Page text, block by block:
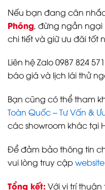
Nếu bạn đang cân
Phóng, đừng ngần
chi tiết và giữ ưu đãi tốt
Liên hệ Zalo 0987 824
báo giá và lịch lái thử
Bạn cũng có thể tham
Toàn Quốc – Tư Vấn &
các showroom khác tại
Để đảm bảo thông tin
vui lòng truy cập
Tổng kết: Với vị trí